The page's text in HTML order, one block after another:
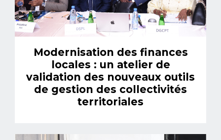
Modernisation des finances
locales : un atelier de
validation des nouveaux outils
de gestion des collectivités
territoriales